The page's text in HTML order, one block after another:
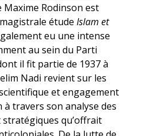
Rodinson est
étude Islam et
eu une intense
au sein du Parti
il fit partie de 1937 à
Nadi revient sur les
et engagement
travers son analyse des
qu’offrait